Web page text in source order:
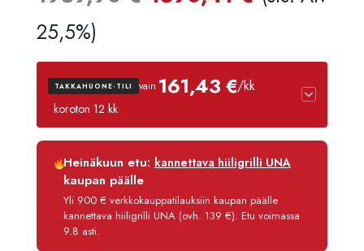
oli:
1989,90 €.
on:
25,5%)
TAKKAHUONE-TILI vain 161,43 €/kk
· koroton 12 kk
Luottoaika
12 kk
Korko
Käsittelymaksu
3,90 €/kk
Maksettava yhteensä
1 937,21 €
Heinäkuun etu: kannettava hiiligrilli UNA
kaupan päälle
Yli 900 € verkkokauppatilauksiin kaupan päälle
kannettava hiiligrilli UNA (ovh. 139 €). Etu voimassa
9.8 asti.